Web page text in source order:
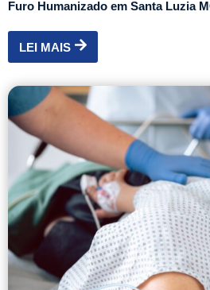
Furo Humanizado em Santa Luzia
LEI MAIS